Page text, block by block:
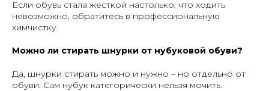
Если обувь стала жесткой настолько, что ходить
невозможно, обратитесь в профессиональную
химчистку.
Можно ли стирать шнурки от нубуковой обуви?
Да, шнурки стирать можно и нужно – но отдельно от
обуви. Сам нубук категорически нельзя мочить.